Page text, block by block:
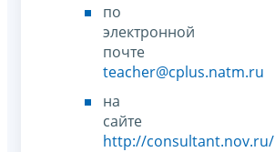
по
электронной
почте
teacher@cplus.natm.ru
на
сайте
http://consultant.nov.ru/